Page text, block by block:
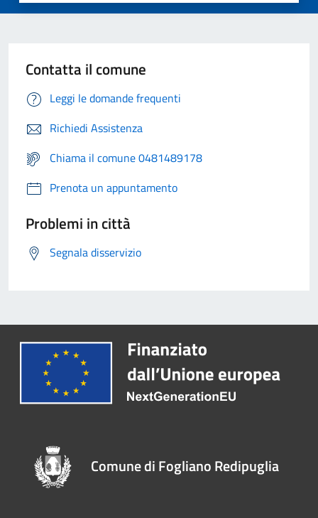
Contatta il comune
Leggi le domande frequenti
Richiedi Assistenza
Chiama il comune 0481489178
Prenota un appuntamento
Problemi in città
Segnala disservizio
Comune di Fogliano Redipuglia